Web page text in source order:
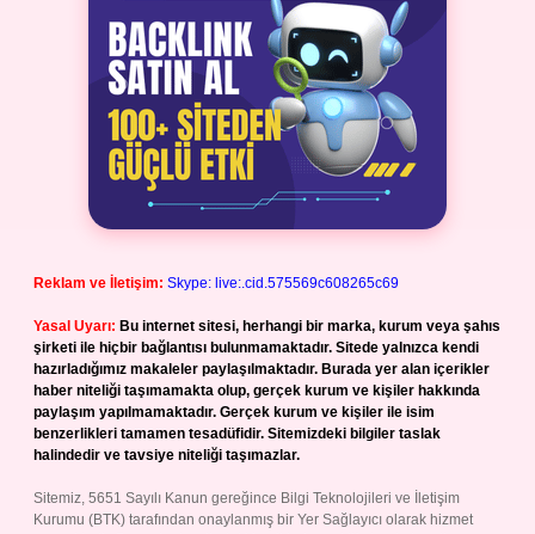
Reklam ve İletişim: Skype: live:.cid.575569c608265c69
Yasal Uyarı: Bu internet sitesi, herhangi bir marka, kurum veya şahıs
şirketi ile hiçbir bağlantısı bulunmamaktadır. Sitede yalnızca kendi
hazırladığımız makaleler paylaşılmaktadır. Burada yer alan içerikler
haber niteliği taşımamakta olup, gerçek kurum ve kişiler hakkında
paylaşım yapılmamaktadır. Gerçek kurum ve kişiler ile isim
benzerlikleri tamamen tesadüfidir. Sitemizdeki bilgiler taslak
halindedir ve tavsiye niteliği taşımazlar.
Sitemiz, 5651 Sayılı Kanun gereğince Bilgi Teknolojileri ve İletişim
Kurumu (BTK) tarafından onaylanmış bir Yer Sağlayıcı olarak hizmet